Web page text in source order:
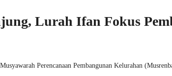
Lurah Ifan Fokus
Musyawarah Perencanaan Pembangunan Kelurahan